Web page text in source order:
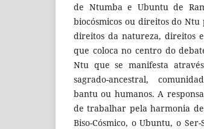
de Ntumba e Ubuntu de
biocósmicos ou direitos do
direitos da natureza, direitos
que coloca no centro do
Ntu que se manifesta
sagrado-ancestral,
bantu ou humanos. A
de trabalhar pela harmonia
Biso-Cósmico, o Ubuntu, o